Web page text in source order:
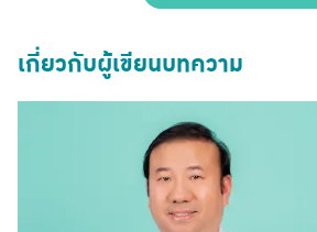
เกี่ยวกับผู้เขียนบทความ